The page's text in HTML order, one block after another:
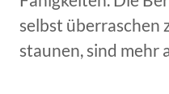
selbst überraschen
staunen, sind mehr